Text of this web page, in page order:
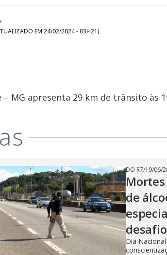
EM 24/02/2024 - 03H21)
MG apresenta 29 km de trânsito às
DO R7/19/06/
de
Dia